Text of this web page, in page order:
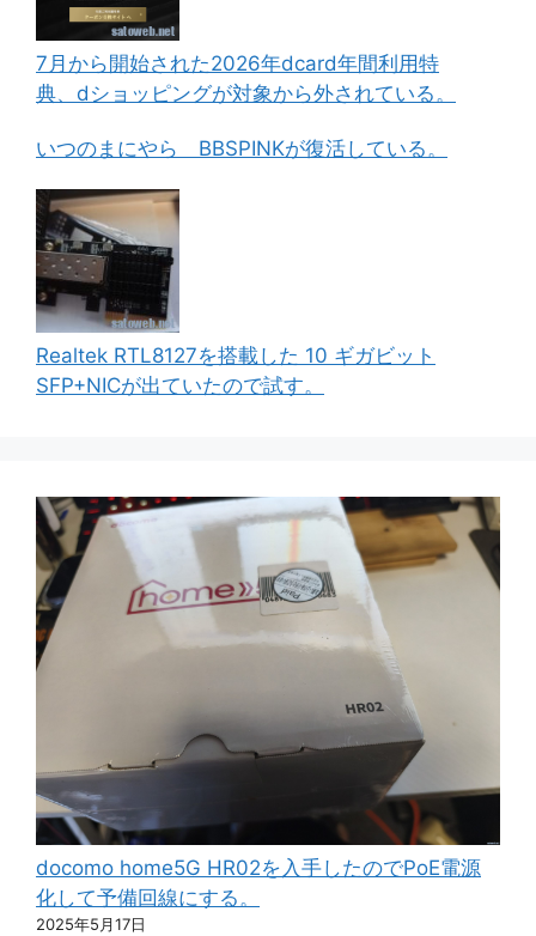
7月から開始された2026年dcard年間利用特
典、dショッピングが対象から外されている。
いつのまにやら BBSPINKが復活している。
Realtek RTL8127を搭載した 10 ギガビット
SFP+NICが出ていたので試す。
docomo home5G HR02を入手したのでPoE電源
化して予備回線にする。
2025年5月17日